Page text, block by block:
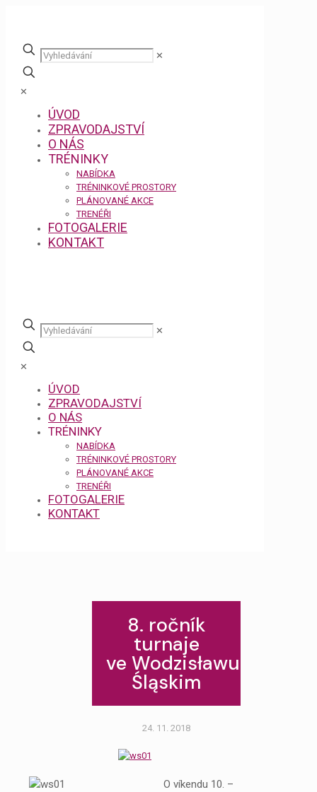
✕
✕
ÚVOD
ZPRAVODAJSTVÍ
O NÁS
TRÉNINKY
NABÍDKA
TRÉNINKOVÉ PROSTORY
PLÁNOVANÉ AKCE
TRENÉŘI
FOTOGALERIE
KONTAKT
✕
✕
ÚVOD
ZPRAVODAJSTVÍ
O NÁS
TRÉNINKY
NABÍDKA
TRÉNINKOVÉ PROSTORY
PLÁNOVANÉ AKCE
TRENÉŘI
FOTOGALERIE
KONTAKT
8. ročník
turnaje
ve Wodzisławu
Śląskim
24. 11. 2018
O víkendu 10. –